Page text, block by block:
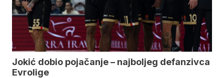
Jokić dobio pojačanje – najboljeg defanzivca
Evrolige